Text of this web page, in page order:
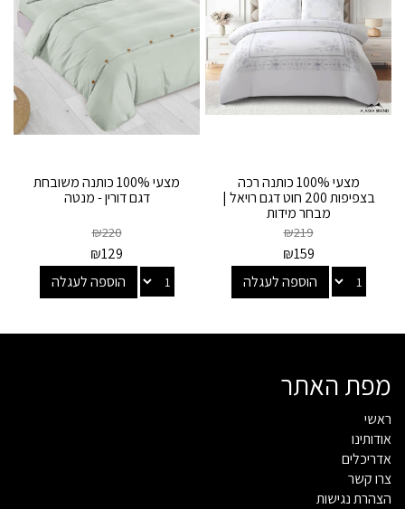
מצעי 100% כותנה רכה
בצפיפות 200 חוט דגם רויאל |
מבחר מידות
₪219
₪159
הוספה לעגלה
מצעי 100% כותנה משובחת
דגם דורין - מנטה
₪220
₪129
הוספה לעגלה
מפת האתר
ראשי
אודותינו
אדריכלים
צרו קשר
הצהרת נגישות